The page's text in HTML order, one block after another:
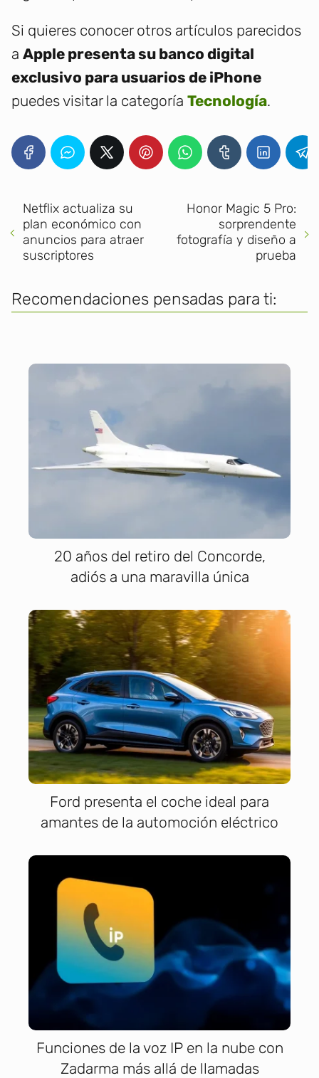
Si quieres conocer otros artículos parecidos
a Apple presenta su banco digital
exclusivo para usuarios de iPhone
puedes visitar la categoría Tecnología.
Netflix actualiza su
plan económico con
anuncios para atraer
suscriptores
Honor Magic 5 Pro:
sorprendente
fotografía y diseño a
prueba
Recomendaciones pensadas para ti:
20 años del retiro del Concorde,
adiós a una maravilla única
Ford presenta el coche ideal para
amantes de la automoción eléctrico
Funciones de la voz IP en la nube con
Zadarma más allá de llamadas